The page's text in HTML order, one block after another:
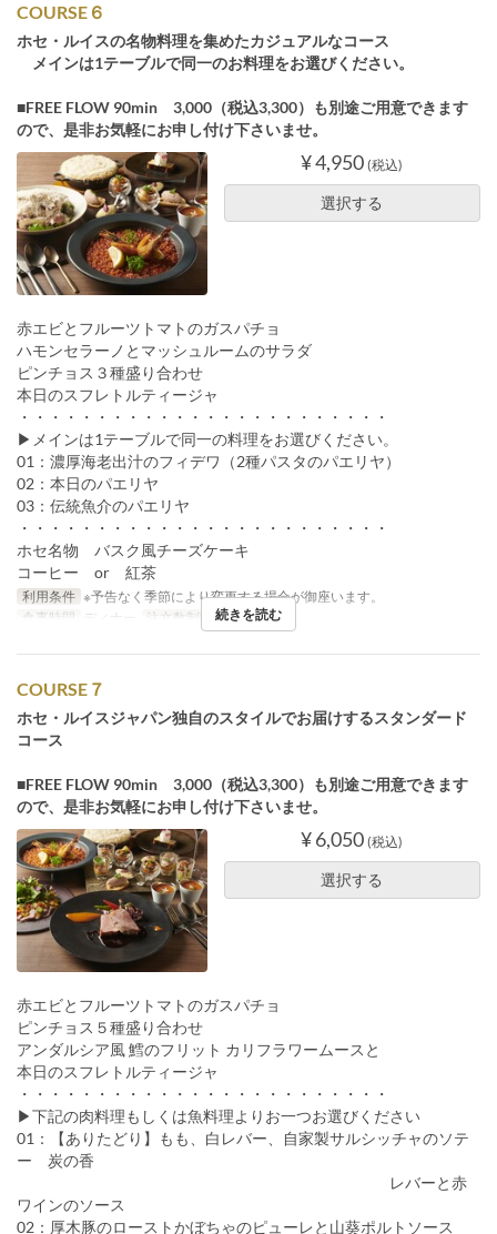
COURSE６
ホセ・ルイスの名物料理を集めたカジュアルなコース
メインは1テーブルで同一のお料理をお選びください。
■FREE FLOW 90min 3,000（税込3,300）も別途ご用意できます
ので、是非お気軽にお申し付け下さいませ。
¥ 4,950 (税込)
選択する
赤エビとフルーツトマトのガスパチョ
ハモンセラーノとマッシュルームのサラダ
ピンチョス３種盛り合わせ
本日のスフレトルティージャ
・・・・・・・・・・・・・・・・・・・・・・・・
▶メインは1テーブルで同一の料理をお選びください。
01：濃厚海老出汁のフィデワ（2種パスタのパエリヤ）
02：本日のパエリヤ
03：伝統魚介のパエリヤ
・・・・・・・・・・・・・・・・・・・・・・・・
ホセ名物 バスク風チーズケーキ
コーヒー or 紅茶
利用条件 ※予告なく季節により変更する場合が御座います。
食事時間
ディナー 注文数制限 2 ~
続きを読む
COURSE７
ホセ・ルイスジャパン独自のスタイルでお届けするスタンダード
コース
■FREE FLOW 90min 3,000（税込3,300）も別途ご用意できます
ので、是非お気軽にお申し付け下さいませ。
¥ 6,050 (税込)
選択する
赤エビとフルーツトマトのガスパチョ
ピンチョス５種盛り合わせ
アンダルシア風 鱈のフリット カリフラワームースと
本日のスフレトルティージャ
・・・・・・・・・・・・・・・・・・・・・・・・
▶下記の肉料理もしくは魚料理よりお一つお選びください
01：【ありたどり】もも、白レバー、自家製サルシッチャのソテ
ー 炭の香
レバーと赤
ワインのソース
02：厚木豚のローストかぼちゃのピューレと山葵ポルトソース